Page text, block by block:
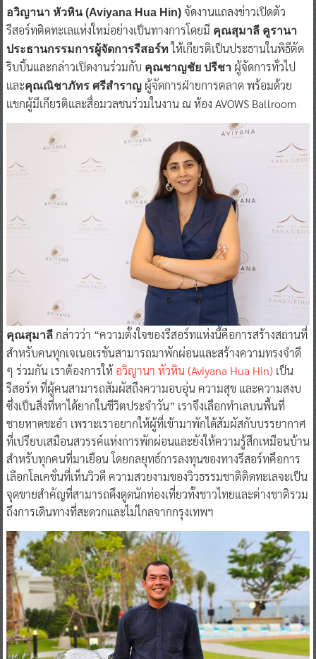
อวิญานา หัวหิน (Aviyana Hua Hin) จัดงานแถลงข่าวเปิดตัว
รีสอร์ทติดทะเลแห่งใหม่อย่างเป็นทางการโดยมี คุณสุมาลี คูรานา
ประธานกรรมการผู้จัดการรีสอร์ทให้เกียรติเป็นประธานในพิธีตัด
ริบบิ้นและกล่าวเปิดงานร่วมกับ คุณชาญชัย ปรีชาผู้จัดการทั่วไป
และคุณณิชาภัทร ศรีสำราญผู้จัดการฝ่ายการตลาด พร้อมด้วย
แขกผู้มีเกียรติและสื่อมวลชนร่วมในงาน ณ ห้อง AVOWS Ballroom
คุณสุมาลีกล่าวว่า “ความตั้งใจของรีสอร์ทแห่งนี้คือการสร้างสถานที่
สำหรับคนทุกเจเนอเรชันสามารถมาพักผ่อนและสร้างความทรงจำดี
ๆ ร่วมกัน เราต้องการให้ อวิญานา หัวหิน (Aviyana Hua Hin) เป็น
รีสอร์ท ที่ผู้คนสามารถสัมผัสถึงความอบอุ่น ความสุข และความสงบ
ซึ่งเป็นสิ่งที่หาได้ยากในชีวิตประจำวัน” เราจึงเลือกทำเลบนพื้นที่
ชายหาดชะอำ เพราะเราอยากให้ผู้ที่เข้ามาพักได้สัมผัสกับบรรยากาศ
ที่เปรียบเสมือนสวรรค์แห่งการพักผ่อนและยังให้ความรู้สึกเหมือนบ้าน
สำหรับทุกคนที่มาเยือน โดยกลยุทธ์การลงทุนของทางรีสอร์ทคือการ
เลือกโลเคชั่นที่เห็นวิวดี ความสวยงามของวิวธรรมชาติติดทะเลจะเป็น
จุดขายสำคัญที่สามารถดึงดูดนักท่องเที่ยวทั้งชาวไทยและต่างชาติรวม
ถึงการเดินทางที่สะดวกและไม่ไกลจากกรุงเทพฯ